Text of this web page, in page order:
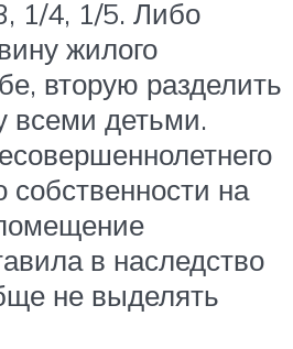
1/4, 1/5. Либо
жилого
вторую разделить
всеми детьми.
собственности на
в наследство
не выделять